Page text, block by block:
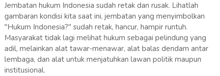
Jembatan hukum Indonesia sudah retak dan rusak. Lihatlah
gambaran kondisi kita saat ini, jembatan yang menyimbolkan
"Hukum Indonesia?" sudah retak, hancur, hampir runtuh.
Masyarakat tidak lagi melihat hukum sebagai pelindung yang
adil, melainkan alat tawar-menawar, alat balas dendam antar
lembaga, dan alat untuk menjatuhkan lawan politik maupun
institusional.